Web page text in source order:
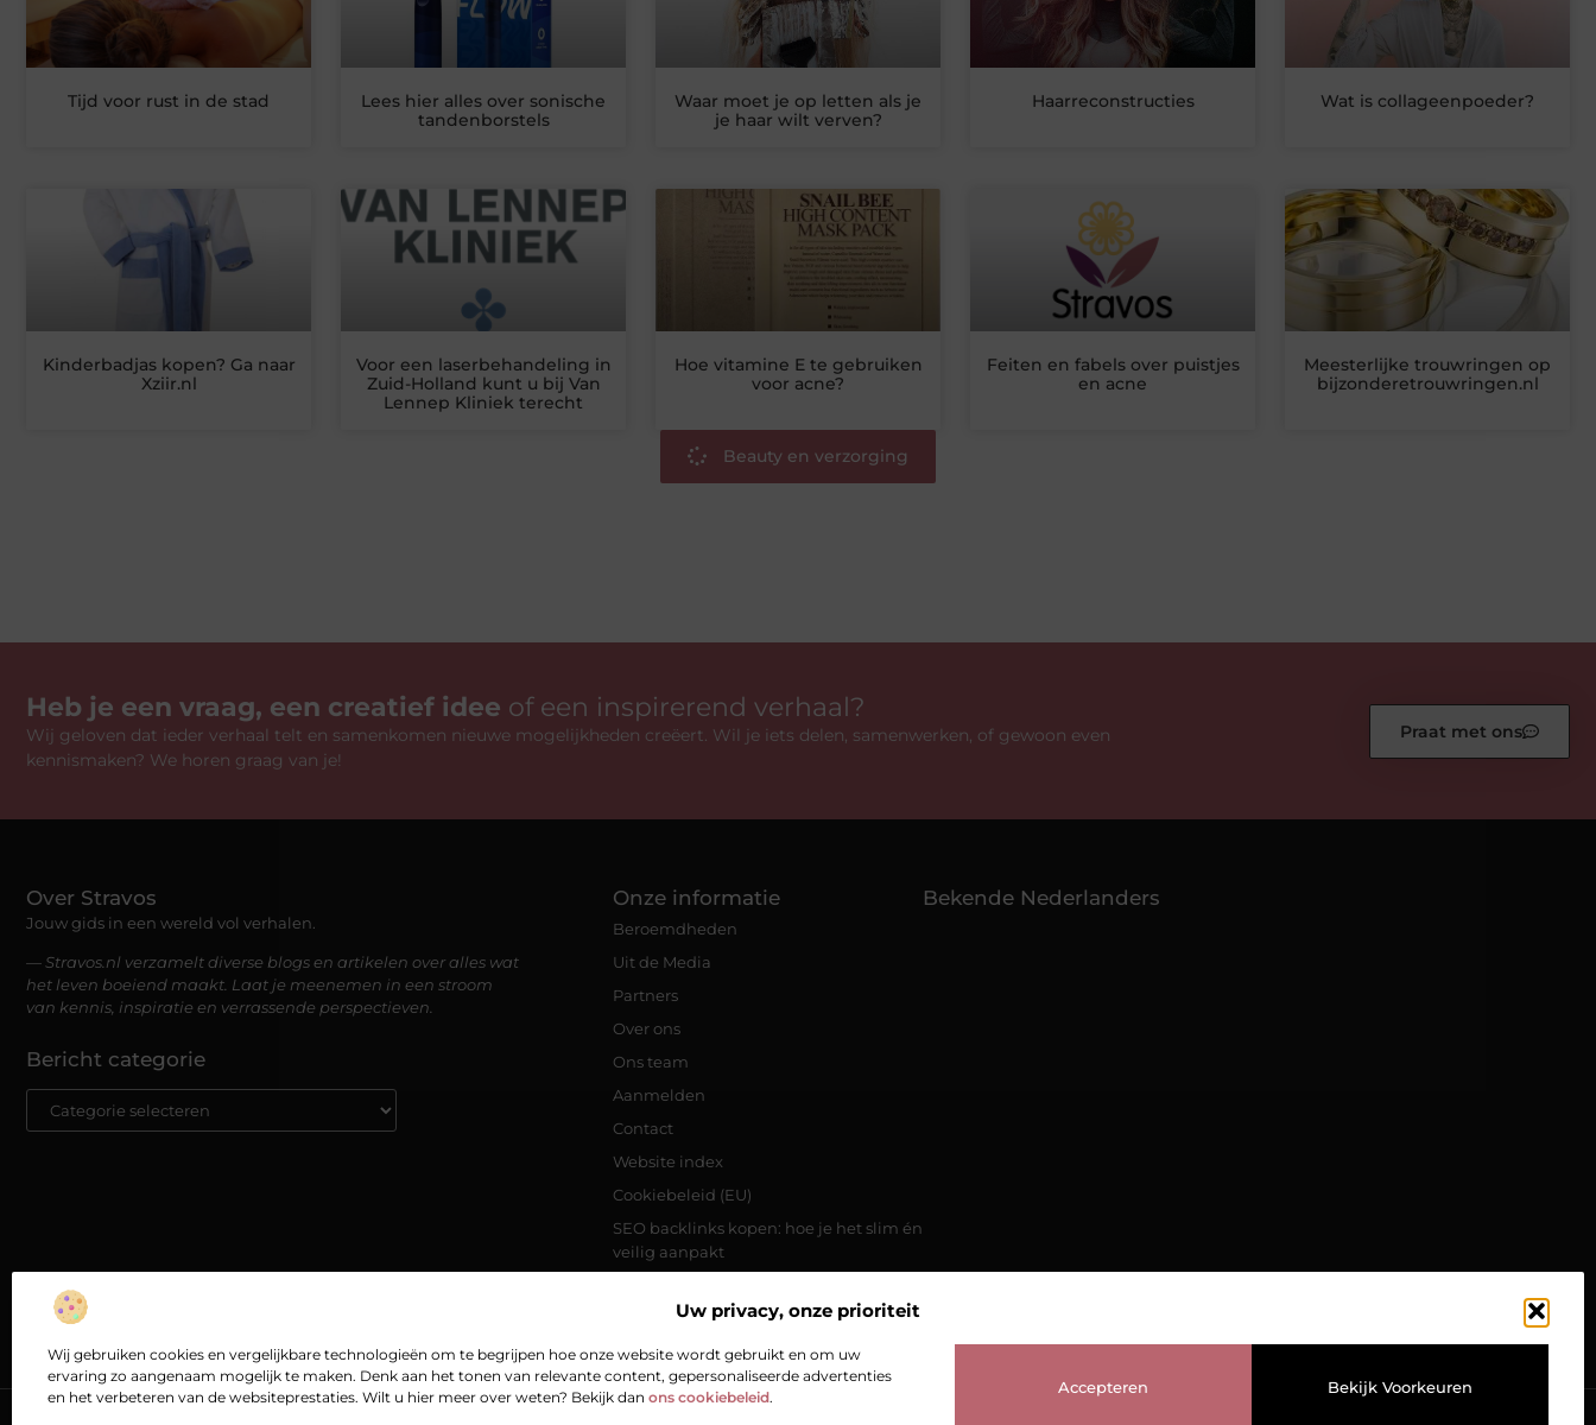
Uw privacy, onze prioriteit
Wij gebruiken cookies en vergelijkbare technologieën om te begrijpen hoe onze website wordt gebruikt en om uw
ervaring zo aangenaam mogelijk te maken. Denk aan het tonen van relevante content, gepersonaliseerde advertenties
en het verbeteren van de websiteprestaties. Wilt u hier meer over weten? Bekijk dan ons cookiebeleid. Accepteren Bekijk Voorkeuren
Tijd voor rust in de stad
Lees hier alles over sonische
tandenborstels
Waar moet je op letten als je
je haar wilt verven?
Haarreconstructies Wat is collageenpoeder?
Kinderbadjas kopen? Ga naar
Xziir.nl
Voor een laserbehandeling in
Zuid-Holland kunt u bij Van
Lennep Kliniek terecht
Hoe vitamine E te gebruiken
voor acne?
Feiten en fabels over puistjes
en acne
Meesterlijke trouwringen op
bijzonderetrouwringen.nl
Beauty en verzorging
Heb je een vraag, een creatief idee of een inspirerend verhaal?
Wij geloven dat ieder verhaal telt en samenkomen nieuwe mogelijkheden creëert. Wil je iets delen, samenwerken, of gewoon even
kennismaken? We horen graag van je!
Praat met ons
Over Stravos
Jouw gids in een wereld vol verhalen.
— Stravos.nl verzamelt diverse blogs en artikelen over alles wat
het leven boeiend maakt. Laat je meenemen in een stroom
van kennis, inspiratie en verrassende perspectieven.
Bericht categorie
Onze informatie
Beroemdheden
Uit de Media
Partners
Over ons
Ons team
Aanmelden
Contact
Website index
Cookiebeleid (EU)
SEO backlinks kopen: hoe je het slim én
veilig aanpakt
website: zo pak je het aan
Bekende Nederlanders